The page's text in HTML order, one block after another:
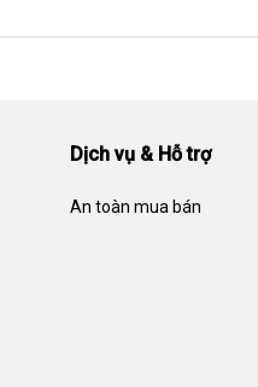
Dịch vụ & Hỗ trợ
An toàn mua bán